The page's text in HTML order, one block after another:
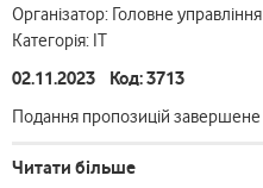
Організатор: Головне управління
Категорія: ІТ
02.11.2023 Код: 3713
Подання пропозицій завершене
Читати більше